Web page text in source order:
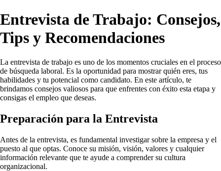
Entrevista de Trabajo: Consejos,
Tips y Recomendaciones
La entrevista de trabajo es uno de los momentos cruciales en el proceso
de búsqueda laboral. Es la oportunidad para mostrar quién eres, tus
habilidades y tu potencial como candidato. En este artículo, te
brindamos consejos valiosos para que enfrentes con éxito esta etapa y
consigas el empleo que deseas.
Preparación para la Entrevista
Antes de la entrevista, es fundamental investigar sobre la empresa y el
puesto al que optas. Conoce su misión, visión, valores y cualquier
información relevante que te ayude a comprender su cultura
organizacional.